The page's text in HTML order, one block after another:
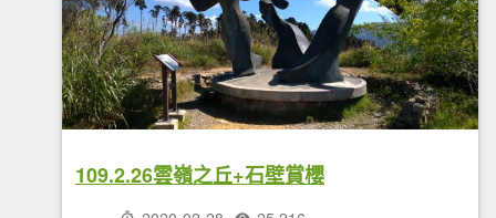
109.2.26雲嶺之丘+石壁賞櫻